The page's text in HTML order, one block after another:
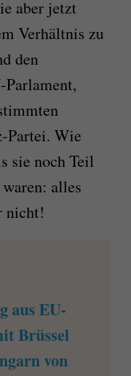
aber jetzt
Verhältnis zu
den
Partei. Wie
sie noch Teil
alles
nicht!
aus EU-
Brüssel
von